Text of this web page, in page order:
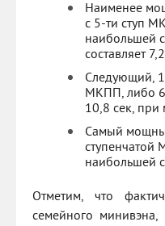
Наименее
с 5-ти ступ
наибольшей
составляет
Следующий,
МКПП, либо
10,8 сек, при
Самый
ступенчатой
наибольшей
Отметим, что
семейного минивэна,